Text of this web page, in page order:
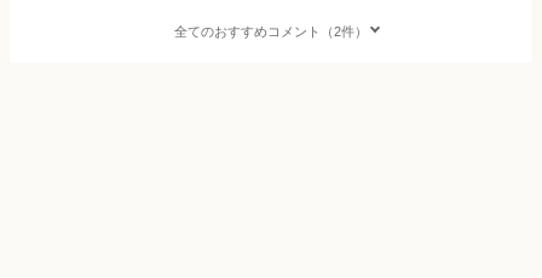
全てのおすすめコメント（2件）